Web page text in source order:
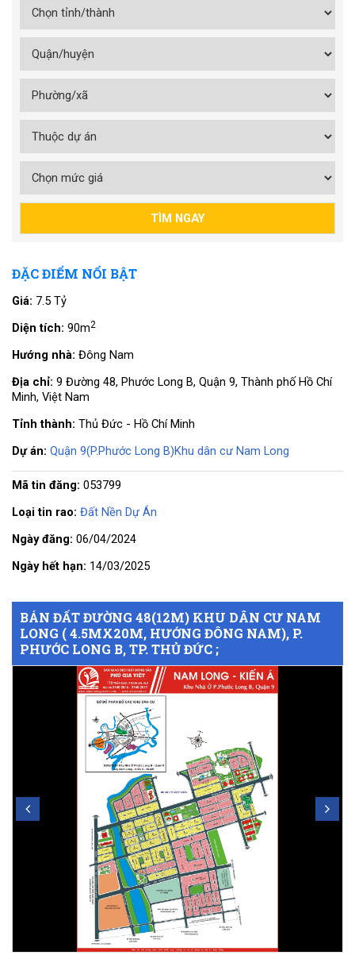
BÁN ĐẤT ĐƯỜNG 48(12M) KHU DÂN CƯ NAM
LONG ( 4.5MX20M, HƯỚNG ĐÔNG NAM), P.
PHƯỚC LONG B, TP. THỦ ĐỨC ;
ĐẶC ĐIỂM NỔI BẬT
Giá: 7.5 Tỷ
Diện tích: 90m2
Hướng nhà: Đông Nam
Địa chỉ: 9 Đường 48, Phước Long B, Quận 9, Thành phố Hồ Chí
Minh, Việt Nam
Tỉnh thành: Thủ Đức - Hồ Chí Minh
Dự án: Quận 9(P.Phước Long B)Khu dân cư Nam Long
Mã tin đăng: 053799
Loại tin rao: Đất Nền Dự Án
Ngày đăng: 06/04/2024
Ngày hết hạn: 14/03/2025